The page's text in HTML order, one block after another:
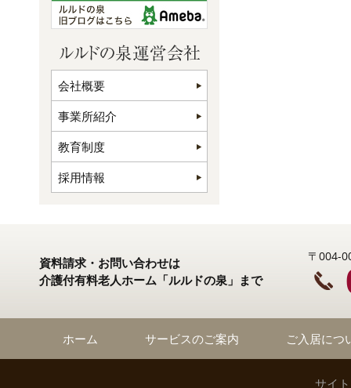
会社概要
事業所紹介
教育制度
採用情報
資料請求・お問い合わせは
介護付有料老人ホーム「ルルドの泉」まで
〒004-
ホーム サービスのご案内 ご入居につ
サイ